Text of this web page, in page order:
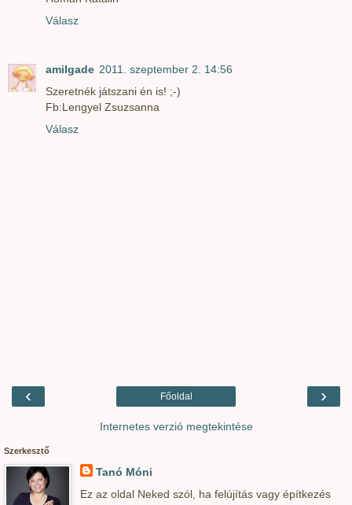
Válasz
amilgade 2011. szeptember 2. 14:56
Szeretnék játszani én is! ;-)
Fb:Lengyel Zsuzsanna
Válasz
‹ ›
Főoldal
Internetes verzió megtekintése
Szerkesztő
Tanó Móni
Ez az oldal Neked szól, ha felújítás vagy építkezés